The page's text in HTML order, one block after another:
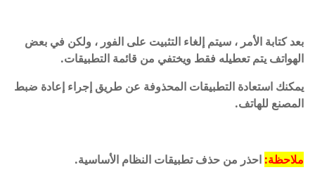
بعد كتابة الأمر ، سيتم إلغاء التثبيت على الفور ، ولكن في بعض
الهواتف يتم تعطيله فقط ويختفي من قائمة التطبيقات.
يمكنك استعادة التطبيقات المحذوفة عن طريق إجراء إعادة ضبط
المصنع للهاتف.
ملاحظة: احذر من حذف تطبيقات النظام الأساسية.